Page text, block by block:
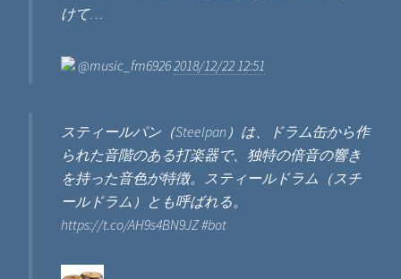
けて…
@music_fm69262018/12/22 12:51
スティールパン（Steelpan）は、ドラム缶から作
られた音階のある打楽器で、独特の倍音の響き
を持った音色が特徴。スティールドラム（スチ
ールドラム）とも呼ばれる。
https://t.co/AH9s4BN9JZ #bot